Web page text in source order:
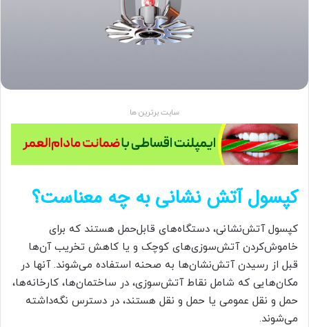
سایت برترین ها
کپسول آتش نشانی به چه معناست؟
کپسول‌ آتش‌نشانی، دستگاه‌های قابل‌حمل هستند که برای
خاموش‌کردن آتش‌سوزی‌های کوچک و یا کاهش تخریب آن‌ها
قبل از رسیدن آتش‌نشان‌ها به صحنه استفاده می‌شوند. آنها در
مکان‌هایی که شامل نقاط آتش‌سوزی، در ساختمان‌ها، کارخانه‌ها،
حمل و نقل عمومی یا حمل و نقل هستند، در دسترس نگه‌داشته
می‌شوند.